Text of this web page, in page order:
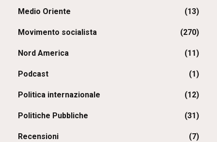
Medio Oriente (13)
Movimento socialista (270)
Nord America (11)
Podcast (1)
Politica internazionale (12)
Politiche Pubbliche (31)
Recensioni (7)